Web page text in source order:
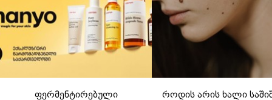
ფერმენტირებული
როდის არის ხალი